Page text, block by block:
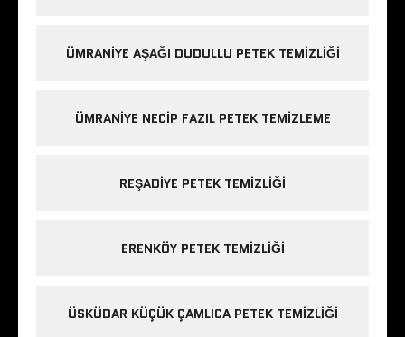
ÜMRANIYE AŞAĞI DUDULLU PETEK TEMIZLIĞI
ÜMRANIYE NECIP FAZIL PETEK TEMIZLEME
REŞADIYE PETEK TEMIZLIĞI
ERENKÖY PETEK TEMIZLIĞI
ÜSKÜDAR KÜÇÜK ÇAMLICA PETEK TEMIZLIĞI